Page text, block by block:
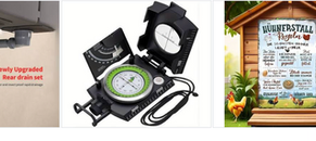
news, news about New
opinion,
more. Catch the
The New York
nypost